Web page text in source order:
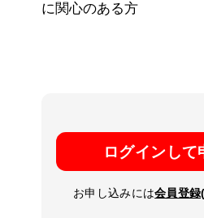
に関心のある方
ログインして
お申し込みには会員登